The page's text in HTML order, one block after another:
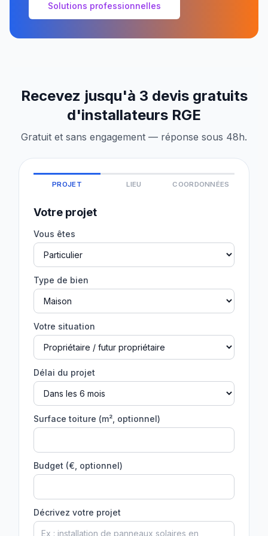
Solutions professionnelles
Recevez jusqu'à 3 devis gratuits
d'installateurs RGE
Gratuit et sans engagement — réponse sous 48h.
PROJET LIEU COORDONNÉES
Votre projet
Vous êtes
Type de bien
Votre situation
Délai du projet
Surface toiture (m², optionnel)
Budget (€, optionnel)
Décrivez votre projet